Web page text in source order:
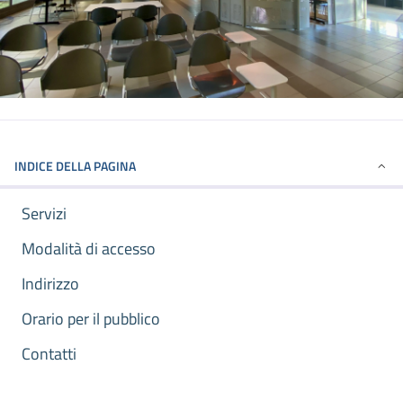
INDICE DELLA PAGINA
Servizi
Modalità di accesso
Indirizzo
Orario per il pubblico
Contatti